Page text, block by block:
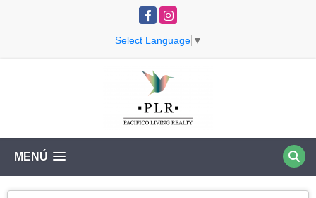
FacebookInstagram
Select Language ▼
MENÚ